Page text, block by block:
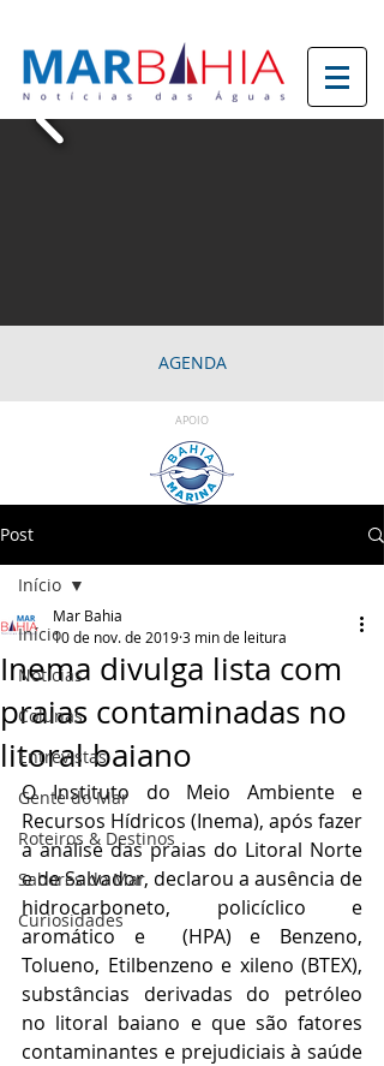
AGENDA
APOIO
Post
Início
Notícias
Colunas
Entrevistas
Gente do Mar
Roteiros & Destinos
Sabores do Mar
Curiosidades
Início
Inema divulga lista com
praias contaminadas no
litoral baiano
Mar Bahia
10 de nov. de 20193 min de leitura
O Instituto do Meio Ambiente e
Recursos Hídricos (Inema), após fazer
a análise das praias do Litoral Norte
e de Salvador, declarou a ausência de
hidrocarboneto, policíclico e
aromático e  (HPA) e Benzeno,
Tolueno, Etilbenzeno e xileno (BTEX),
substâncias derivadas do petróleo
no litoral baiano e que são fatores
contaminantes e prejudiciais à saúde